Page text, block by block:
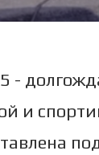
-
и